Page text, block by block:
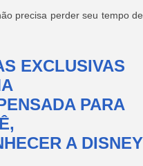
precisa perder seu tempo de
EXCLUSIVAS
PARA
A DISNEY